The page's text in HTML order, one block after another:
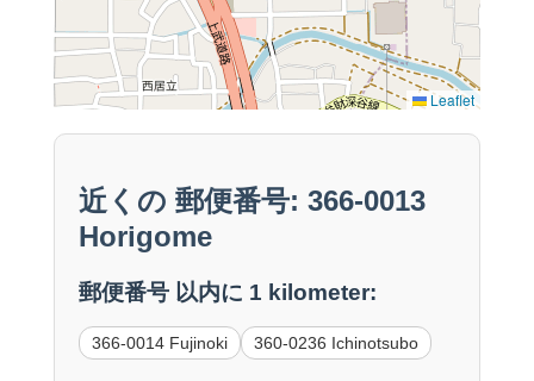
Leaflet
近くの 郵便番号: 366-0013
Horigome
郵便番号 以内に 1 kilometer:
366-0014 Fujinoki 360-0236 Ichinotsubo